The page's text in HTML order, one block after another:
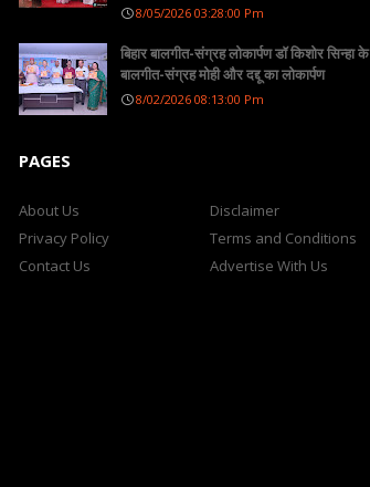
8/05/2026 03:28:00 Pm
बिहार बालगीत-संग्रह लोकार्पण डॉ किशोर सिन्हा के
बालगीत-संग्रह मोही और दद्दू का लोकार्पण
8/02/2026 08:13:00 Pm
PAGES
About Us
Disclaimer
Privacy Policy
Terms and Conditions
Contact Us
Advertise With Us